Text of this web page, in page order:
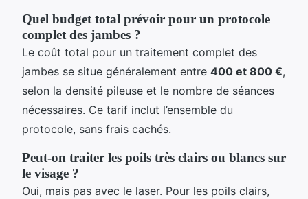
Quel budget total prévoir pour un protocole
complet des jambes ?
Le coût total pour un traitement complet des
jambes se situe généralement entre 400 et 800 €,
selon la densité pileuse et le nombre de séances
nécessaires. Ce tarif inclut l’ensemble du
protocole, sans frais cachés.
Peut-on traiter les poils très clairs ou blancs sur
le visage ?
Oui, mais pas avec le laser. Pour les poils clairs,